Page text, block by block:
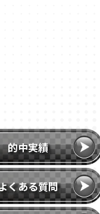
的中実績
くある質問